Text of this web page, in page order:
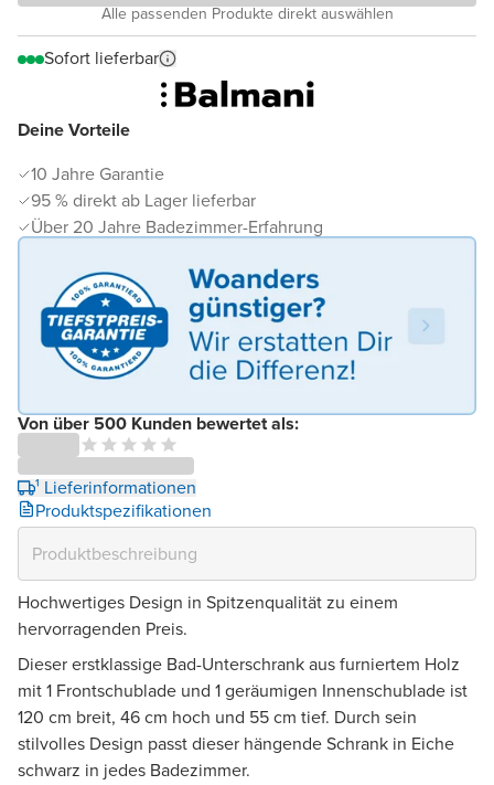
Deine Vorteile
10 Jahre Garantie
95 % direkt ab Lager lieferbar
Über 20 Jahre Badezimmer-Erfahrung
Von über 500 Kunden bewertet als:
¹ Lieferinformationen
Produktspezifikationen
Alle passenden Produkte direkt auswählen
Sofort lieferbar
Hochwertiges Design in Spitzenqualität zu einem
hervorragenden Preis.
Dieser erstklassige Bad-Unterschrank aus furniertem Holz
mit 1 Frontschublade und 1 geräumigen Innenschublade ist
120 cm breit, 46 cm hoch und 55 cm tief. Durch sein
stilvolles Design passt dieser hängende Schrank in Eiche
schwarz in jedes Badezimmer.